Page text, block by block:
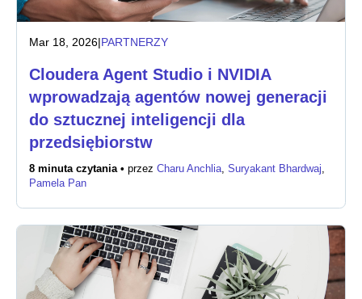
Mar 18, 2026|PARTNERZY
Cloudera Agent Studio i NVIDIA
wprowadzają agentów nowej generacji
do sztucznej inteligencji dla
przedsiębiorstw
8 minuta czytania • przez Charu Anchlia, Suryakant Bhardwaj,
Pamela Pan